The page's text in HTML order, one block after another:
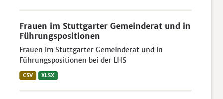
Frauen im Stuttgarter Gemeinderat und in
Führungspositionen
Frauen im Stuttgarter Gemeinderat und in
Führungspositionen bei der LHS
CSV XLSX